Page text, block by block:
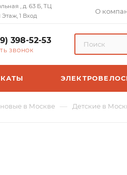
, д. 63 Б, ТЦ
Этаж, 1 Вход
О
398-52-53
ЗВОНОК
в Москве — Детские в